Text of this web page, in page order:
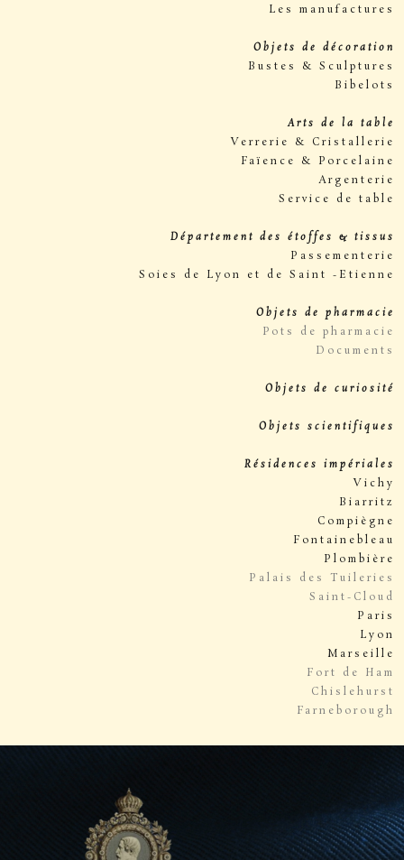
Les manufactures
Objets de décoration
Bustes & Sculptures
Bibelots
Arts de la table
Verrerie & Cristallerie
Faïence & Porcelaine
Argenterie
Service de table
Département des étoffes & tissus
Passementerie
Soies de Lyon et de Saint -Etienne
Objets de pharmacie
Pots de pharmacie
Documents
Objets de curiosité
Objets scientifiques
Résidences impériales
Vichy
Biarritz
Compiègne
Fontainebleau
Plombière
Palais des Tuileries
Saint-Cloud
Paris
Lyon
Marseille
Fort de Ham
Chislehurst
Farneborough